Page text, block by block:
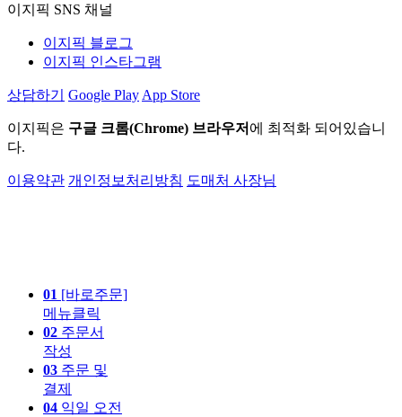
이지픽 SNS 채널
이지픽 블로그
이지픽 인스타그램
상담하기 Google Play App Store
이지픽은 구글 크롬(Chrome) 브라우저 에 최적화 되어있습니
다.
이용약관 개인정보처리방침 도매처 사장님
01 [바로주문]
메뉴클릭
02 주문서
작성
03 주문 및
결제
04 익일 오전